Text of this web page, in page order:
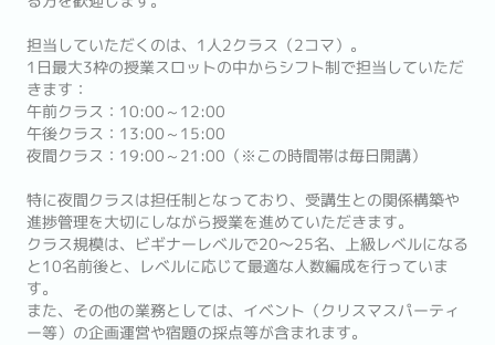
担当していただくのは、1人2クラス（2コマ）。
1日最大3枠の授業スロットの中からシフト制で担当していただ
きます：
午前クラス：10:00～12:00
午後クラス：13:00～15:00
夜間クラス：19:00～21:00（※この時間帯は毎日開講）
特に夜間クラスは担任制となっており、受講生との関係構築や
進捗管理を大切にしながら授業を進めていただきます。
クラス規模は、ビギナーレベルで20〜25名、上級レベルになる
と10名前後と、レベルに応じて最適な人数編成を行っていま
す。
また、その他の業務としては、イベント（クリスマスパーティ
ー等）の企画運営や宿題の採点等が含まれます。